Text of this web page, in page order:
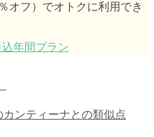
％オフ）でオトクに利用でき
ンティーナとの類似点